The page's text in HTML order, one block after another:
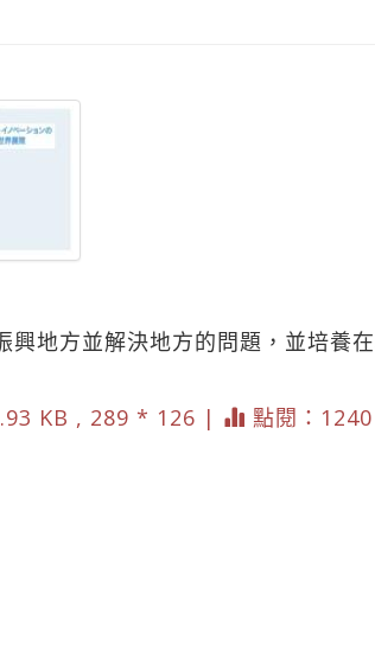
興地方並解決地方的問題，並培養
KB , 289 * 126 |
點閱：